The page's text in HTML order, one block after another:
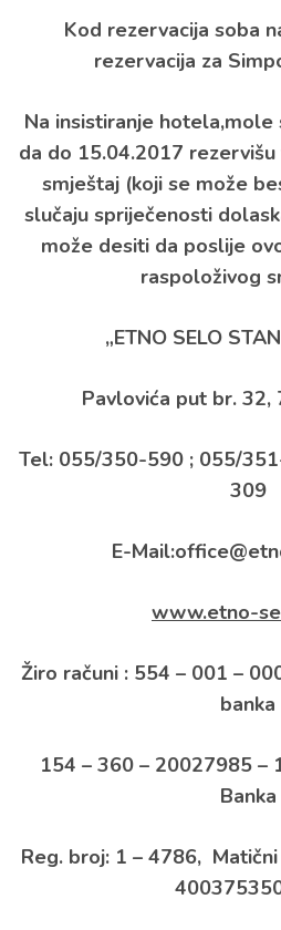
Kod rezervacija soba
rezervacija za
Na insistiranje hotela,mole
da do 15.04.2017
smještaj (koji se može
slučaju spriječenosti
može desiti da poslije
raspoloživog
„ETNO SELO
Pavlovića put br. 32,
Tel: 055/350-590 ; 055/
309
E-Mail:office
www.etno-
Žiro računi : 554 – 001 –
banka
154 – 360 – 20027985 –
Banka
Reg. broj: 1 – 4786,